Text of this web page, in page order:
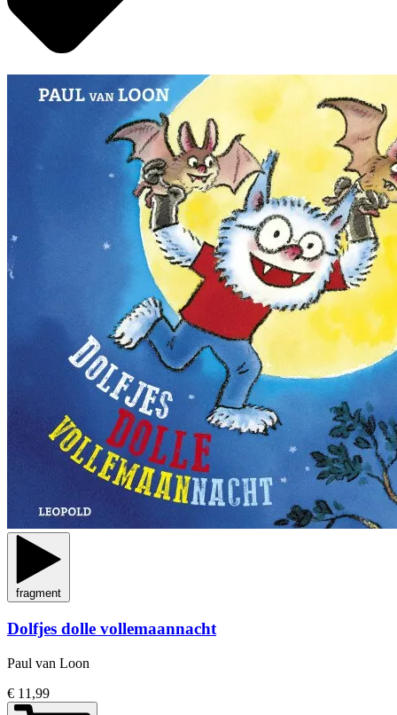
fragment
Dolfjes dolle vollemaannacht
Paul van Loon
€ 11,99